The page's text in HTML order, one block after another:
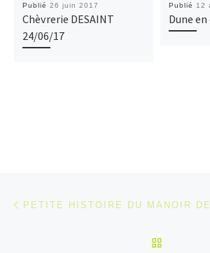
Publié 26 juin 2017
Chèvrerie DESAINT
24/06/17
Publié 12
Dune
Parcourir les articles
PETITE HISTOIRE DU MANOIR